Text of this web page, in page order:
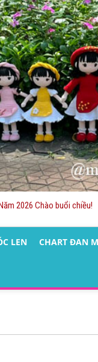
2026 Chào buổi chiều!
LEN CHART ĐAN